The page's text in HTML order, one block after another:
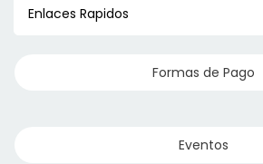
Enlaces Rapidos
Formas de Pago
Eventos